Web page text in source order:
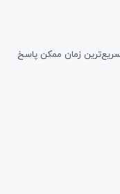
سریع‌ترین زمان ممکن پاسخ